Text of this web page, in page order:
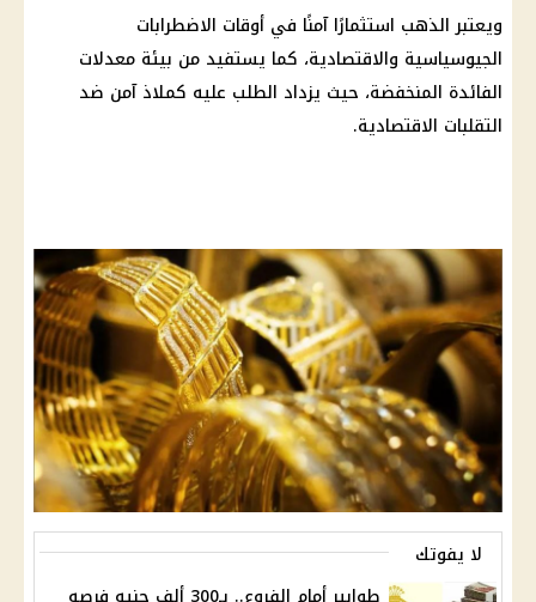
ويعتبرالذهب استثمارًا آمنًا في أوقات الاضطرابات
الجيوسياسية والاقتصادية، كما يستفيد من بيئة معدلات
الفائدة المنخفضة، حيث يزداد الطلب عليه كملاذ آمن ضد
التقلبات الاقتصادية.
لا يفوتك